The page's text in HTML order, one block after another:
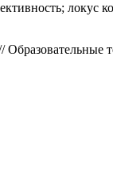
локус